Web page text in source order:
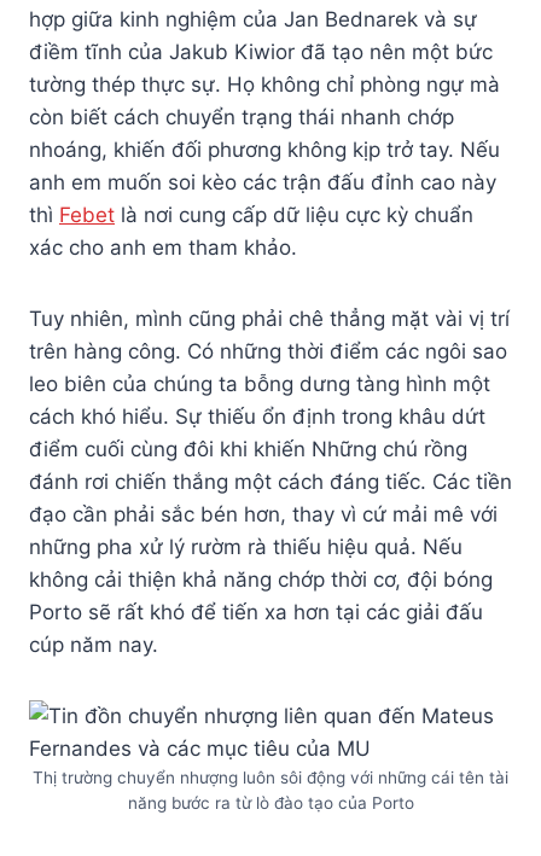
hợp giữa kinh nghiệm của Jan Bednarek và sự
điềm tĩnh của Jakub Kiwior đã tạo nên một bức
tường thép thực sự. Họ không chỉ phòng ngự mà
còn biết cách chuyển trạng thái nhanh chớp
nhoáng, khiến đối phương không kịp trở tay. Nếu
anh em muốn soi kèo các trận đấu đỉnh cao này
thì Febet là nơi cung cấp dữ liệu cực kỳ chuẩn
xác cho anh em tham khảo.
Tuy nhiên, mình cũng phải chê thẳng mặt vài vị trí
trên hàng công. Có những thời điểm các ngôi sao
leo biên của chúng ta bỗng dưng tàng hình một
cách khó hiểu. Sự thiếu ổn định trong khâu dứt
điểm cuối cùng đôi khi khiến Những chú rồng
đánh rơi chiến thắng một cách đáng tiếc. Các tiền
đạo cần phải sắc bén hơn, thay vì cứ mải mê với
những pha xử lý rườm rà thiếu hiệu quả. Nếu
không cải thiện khả năng chớp thời cơ, đội bóng
Porto sẽ rất khó để tiến xa hơn tại các giải đấu
cúp năm nay.
Thị trường chuyển nhượng luôn sôi động với những cái tên tài
năng bước ra từ lò đào tạo của Porto